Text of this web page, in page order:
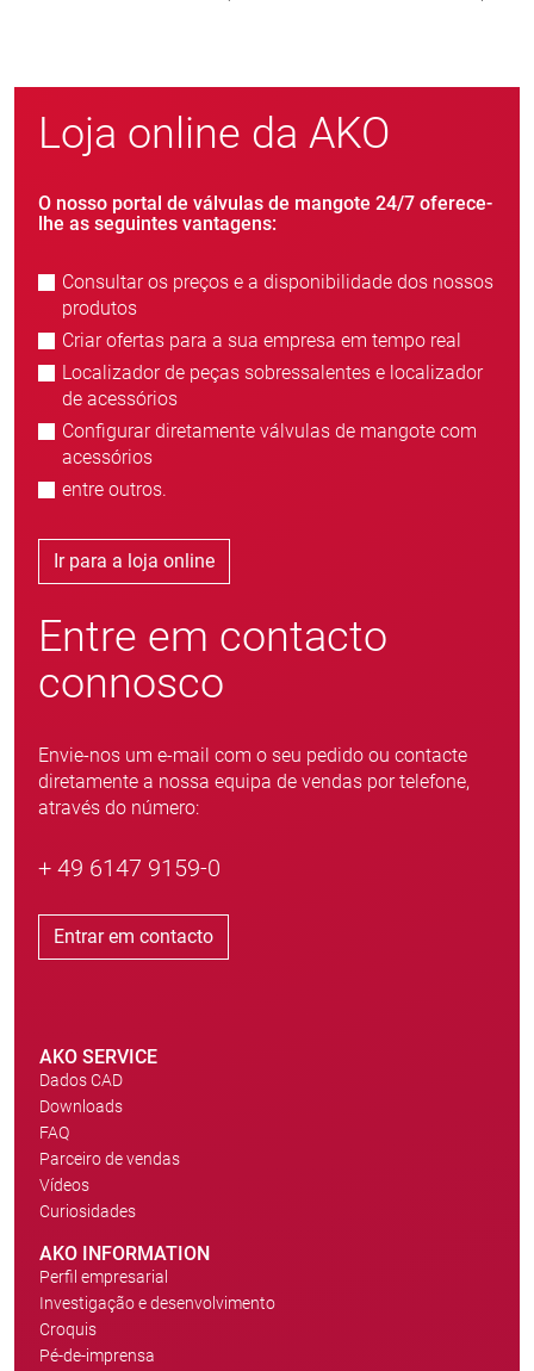
Loja online da AKO
O nosso portal de válvulas de mangote 24/7 oferece-
lhe as seguintes vantagens:
Consultar os preços e a disponibilidade dos nossos
produtos
Criar ofertas para a sua empresa em tempo real
Localizador de peças sobressalentes e localizador
de acessórios
Configurar diretamente válvulas de mangote com
acessórios
entre outros.
Ir para a loja online
Entre em contacto
connosco
Envie-nos um e-mail com o seu pedido ou contacte
diretamente a nossa equipa de vendas por telefone,
através do número:
+ 49 6147 9159-0
Entrar em contacto
AKO SERVICE
Dados CAD
Downloads
FAQ
Parceiro de vendas
Vídeos
Curiosidades
AKO INFORMATION
Perfil empresarial
Investigação e desenvolvimento
Croquis
Pé-de-imprensa